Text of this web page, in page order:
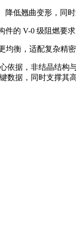
降低翘曲变形，同
件的 V-0 级阻燃要
均衡，适配复杂精
依据，非结晶结构
据，同时支撑其